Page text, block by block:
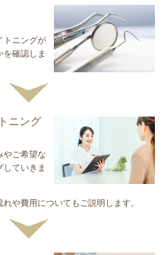
トニングが
を確認しま
ニング
やご希望な
していきま
や費用についてもご説明します。